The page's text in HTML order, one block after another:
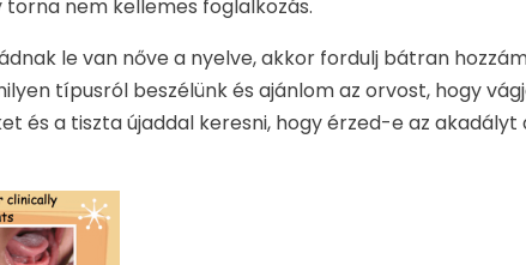
nem kellemes foglalkozás.
le van nőve a nyelve, akkor fordulj bátran
típusról beszélünk és ajánlom az orvost, hogy
és a tiszta újaddal keresni, hogy érzed-e az